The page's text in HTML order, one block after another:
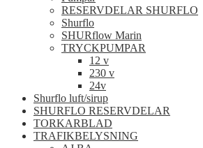
RESERVDELAR SHURFLO
Shurflo
SHURflow Marin
TRYCKPUMPAR
12 v
230 v
24v
Shurflo luft/sirup
SHURFLO RESERVDELAR
TORKARBLAD
TRAFIKBELYSNING